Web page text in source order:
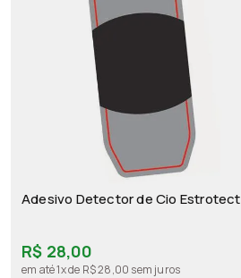
Adesivo Detector de Cio Estrotect
R$ 28,00
em até 1x de R$ 28,00 sem juros